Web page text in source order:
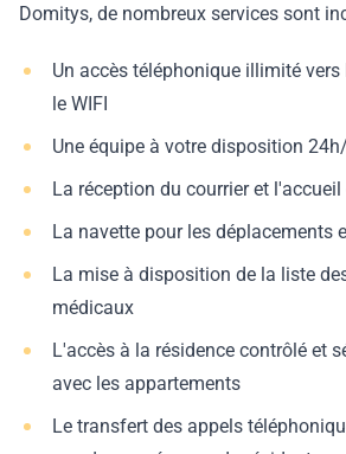
Domitys, de nombreux services sont
Un accès téléphonique illimité vers
le WIFI
Une équipe à votre disposition
La réception du courrier et
La navette pour les déplacements
La mise à disposition de la liste
médicaux
L'accès à la résidence contrôlé et
avec les appartements
Le transfert des appels